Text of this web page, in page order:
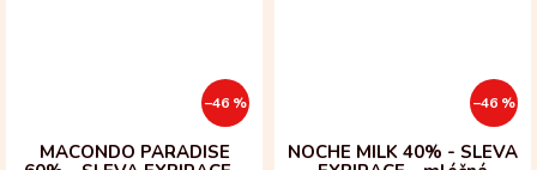
–46 %
MACONDO PARADISE
–46 %
NOCHE MILK 40% - SLEVA